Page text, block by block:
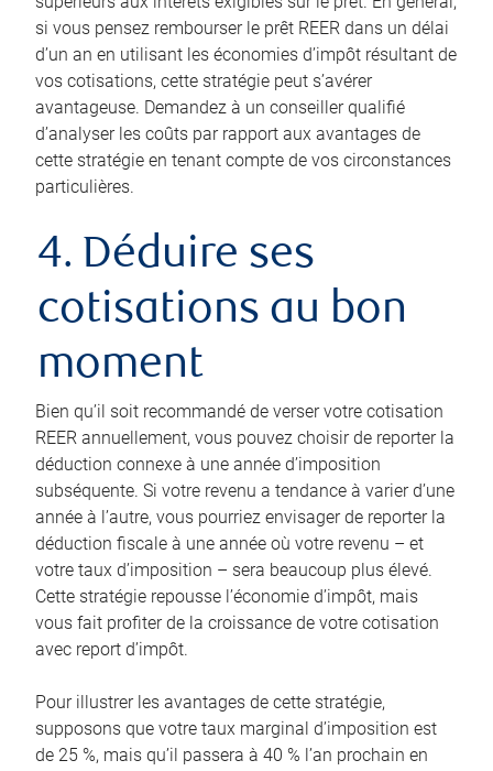
si vous pensez rembourser le prêt REER dans un délai
d’un an en utilisant les économies d’impôt résultant de
vos cotisations, cette stratégie peut s’avérer
avantageuse. Demandez à un conseiller qualifié
d’analyser les coûts par rapport aux avantages de
cette stratégie en tenant compte de vos circonstances
particulières.
4. Déduire ses
cotisations au bon
moment
Bien qu’il soit recommandé de verser votre cotisation
REER annuellement, vous pouvez choisir de reporter la
déduction connexe à une année d’imposition
subséquente. Si votre revenu a tendance à varier d’une
année à l’autre, vous pourriez envisager de reporter la
déduction fiscale à une année où votre revenu – et
votre taux d’imposition – sera beaucoup plus élevé.
Cette stratégie repousse l’économie d’impôt, mais
vous fait profiter de la croissance de votre cotisation
avec report d’impôt.
Pour illustrer les avantages de cette stratégie,
supposons que votre taux marginal d’imposition est
de 25 %, mais qu’il passera à 40 % l’an prochain en